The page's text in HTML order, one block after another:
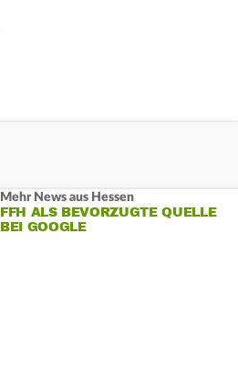
Mehr News aus Hessen
FFH ALS BEVORZUGTE QUELLE
BEI GOOGLE